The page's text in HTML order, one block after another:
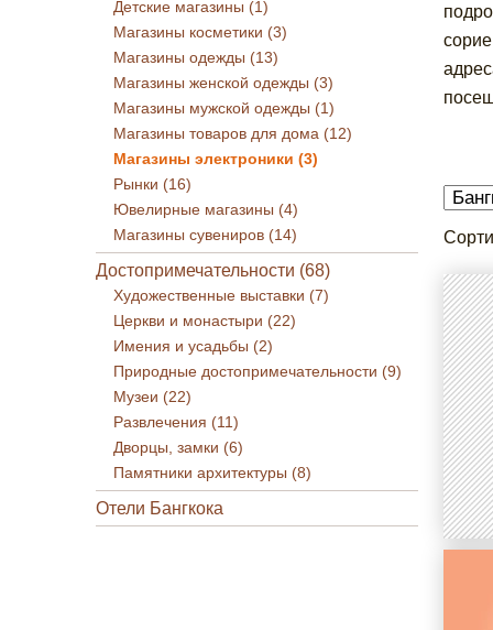
Детские магазины (1)
Магазины косметики (3)
Магазины одежды (13)
Магазины женской одежды (3)
Магазины мужской одежды (1)
Магазины товаров для дома (12)
Магазины электроники (3)
Рынки (16)
Ювелирные магазины (4)
Магазины сувениров (14)
Достопримечательности (68)
Художественные выставки (7)
Церкви и монастыри (22)
Имения и усадьбы (2)
Природные достопримечательности (9)
Музеи (22)
Развлечения (11)
Дворцы, замки (6)
Памятники архитектуры (8)
Отели Бангкока